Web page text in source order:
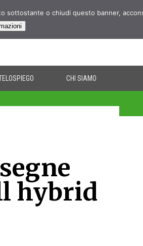
CHI SIAMO
hybrid
sottostante o chiudi questo banner,